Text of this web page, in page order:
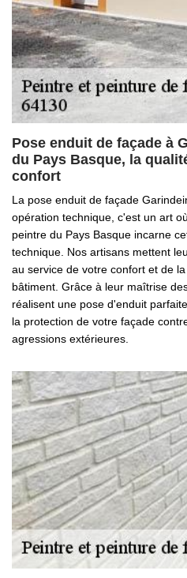
Pose enduit de façade à
du Pays Basque, la
confort
La pose enduit de façade
opération technique, c'est un art
peintre du Pays Basque incarne
technique. Nos artisans mettent
au service de votre confort et de
bâtiment. Grâce à leur maîtrise
réalisent une pose d'enduit
la protection de votre façade
agressions extérieures.